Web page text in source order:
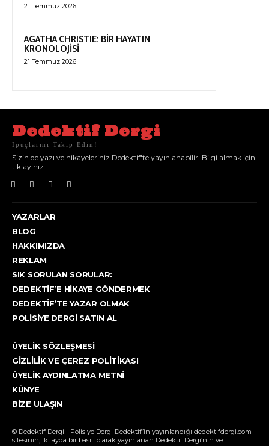
21 Temmuz 2026
AGATHA CHRISTIE: BİR HAYATIN
KRONOLOJİSİ
21 Temmuz 2026
Dedektif Dergi
İpuçlarını Takip Edin!
Sizin de yazı ve hikayeleriniz Dedektif'te yayınlanabilir. Bilgi almak için
tıklayınız.
YAZARLAR
BLOG
HAKKIMIZDA
REKLAM
SIK SORULAN SORULAR:
DEDEKTIF’E HIKAYE GÖNDERMEK
DEDEKTIF’TE YAZAR OLMAK
POLISIYE DERGI SATIN AL
ÜYELIK SÖZLEŞMESI
GIZLILIK VE ÇEREZ POLITIKASI
ÜYELIK AYDINLATMA METNI
KÜNYE
BIZE ULAŞIN
© Dedektif Dergi - Polisiye Dergi Dedektif’in yayınlandığı dedektifdergi.com
sitesinin, iki ayda bir basılı olarak yayınlanan Dedektif Dergi’nin ve